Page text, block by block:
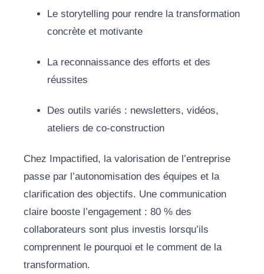
Le storytelling pour rendre la transformation
concrète et motivante
La reconnaissance des efforts et des
réussites
Des outils variés : newsletters, vidéos,
ateliers de co-construction
Chez Impactified, la valorisation de l’entreprise
passe par l’autonomisation des équipes et la
clarification des objectifs. Une communication
claire booste l’engagement : 80 % des
collaborateurs sont plus investis lorsqu’ils
comprennent le pourquoi et le comment de la
transformation.